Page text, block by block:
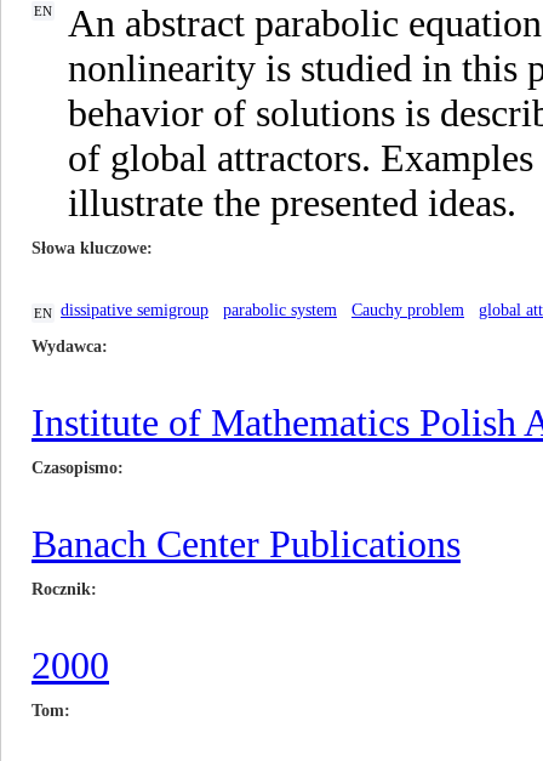
EN
An abstract parabolic
nonlinearity is studied in this
behavior of solutions is
of global attractors.
illustrate the presented ideas.
Słowa kluczowe
EN dissipative semigroup parabolic system Cauchy problem
global
Wydawca
Institute of Mathematics Polish
Czasopismo
Banach Center Publications
Rocznik
2000
Tom